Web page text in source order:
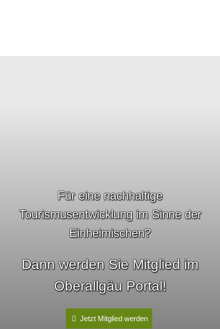
Für eine nachhaltige
Tourismusentwicklung im Sinne der
Einheimischen?
Dann werden Sie Mitglied im
Oberallgäu Portal!
Jetzt Mitglied werden